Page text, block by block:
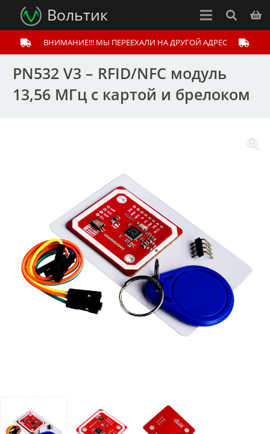
Вольтик
ВНИМАНИЕ!!! МЫ ПЕРЕЕХАЛИ НА ДРУГОЙ АДРЕС
PN532 V3 – RFID/NFC модуль
13,56 МГц c картой и брелоком